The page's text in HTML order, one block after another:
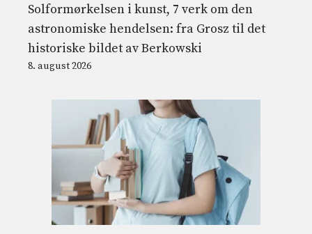
Solformørkelsen i kunst, 7 verk om den
astronomiske hendelsen: fra Grosz til det
historiske bildet av Berkowski
8. august 2026